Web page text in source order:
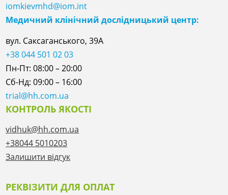
iomkievmhd@iom.int
Медичний клінічний дослідницький центр:
вул. Саксаганського, 39А
+38 044 501 02 03
Пн-Пт: 08:00 – 20:00
Сб-Нд: 09:00 – 16:00
trial@hh.com.ua
КОНТРОЛЬ ЯКОСТІ
vidhuk@hh.com.ua
+38044 5010203
Залишити відгук
РЕКВІЗИТИ ДЛЯ ОПЛАТ